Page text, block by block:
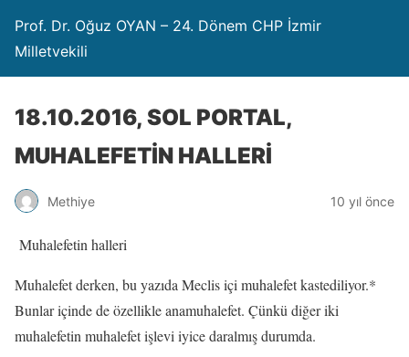
Prof. Dr. Oğuz OYAN – 24. Dönem CHP İzmir
Milletvekili
18.10.2016, SOL PORTAL,
MUHALEFETİN HALLERİ
Methiye 10 yıl önce
Muhalefetin halleri
Muhalefet derken, bu yazıda Meclis içi muhalefet kastediliyor.*
Bunlar içinde de özellikle anamuhalefet. Çünkü diğer iki
muhalefetin muhalefet işlevi iyice daralmış durumda.